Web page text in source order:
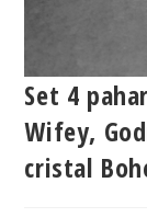
Set 4
Wifey,
cristal